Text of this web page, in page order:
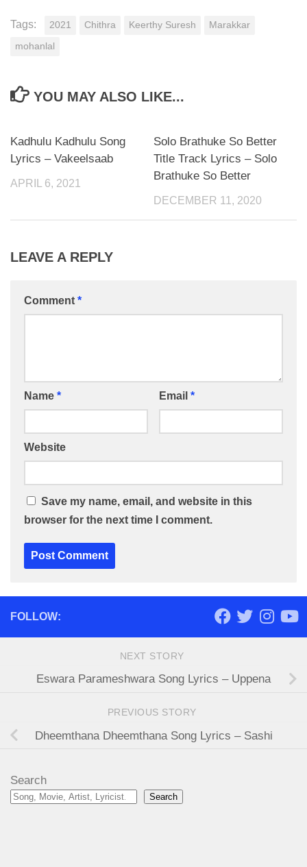
Tags: 2021 Chithra Keerthy Suresh Marakkar
mohanlal
YOU MAY ALSO LIKE...
Kadhulu Kadhulu Song
Lyrics – Vakeelsaab
APRIL 6, 2021
Solo Brathuke So Better
Title Track Lyrics – Solo
Brathuke So Better
DECEMBER 11, 2020
LEAVE A REPLY
Comment *
Name * Email *
Website
Save my name, email, and website in this
browser for the next time I comment.
FOLLOW:
NEXT STORY
Eswara Parameshwara Song Lyrics – Uppena
PREVIOUS STORY
Dheemthana Dheemthana Song Lyrics – Sashi
Search
Search